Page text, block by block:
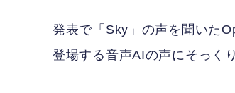
発表で「Sky」の声を聞いた
登場する音声AIの声にそっく